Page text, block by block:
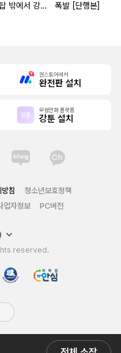
밖에서 강해
폭발 [단행본]
원스토어에서
완전판 설치
무협만화 플랫폼
강툰 설치
침
청소년보호정책
업자정보 PC버전
reserved.